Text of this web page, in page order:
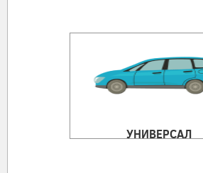
УНИВЕРСАЛ